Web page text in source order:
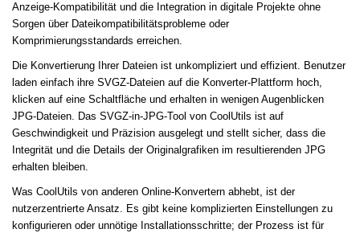
Anzeige-Kompatibilität und die Integration in digitale Projekte ohne
Sorgen über Dateikompatibilitätsprobleme oder
Komprimierungsstandards erreichen.
Die Konvertierung Ihrer Dateien ist unkompliziert und effizient. Benutzer
laden einfach ihre SVGZ-Dateien auf die Konverter-Plattform hoch,
klicken auf eine Schaltfläche und erhalten in wenigen Augenblicken
JPG-Dateien. Das SVGZ-in-JPG-Tool von CoolUtils ist auf
Geschwindigkeit und Präzision ausgelegt und stellt sicher, dass die
Integrität und die Details der Originalgrafiken im resultierenden JPG
erhalten bleiben.
Was CoolUtils von anderen Online-Konvertern abhebt, ist der
nutzerzentrierte Ansatz. Es gibt keine komplizierten Einstellungen zu
konfigurieren oder unnötige Installationsschritte; der Prozess ist für